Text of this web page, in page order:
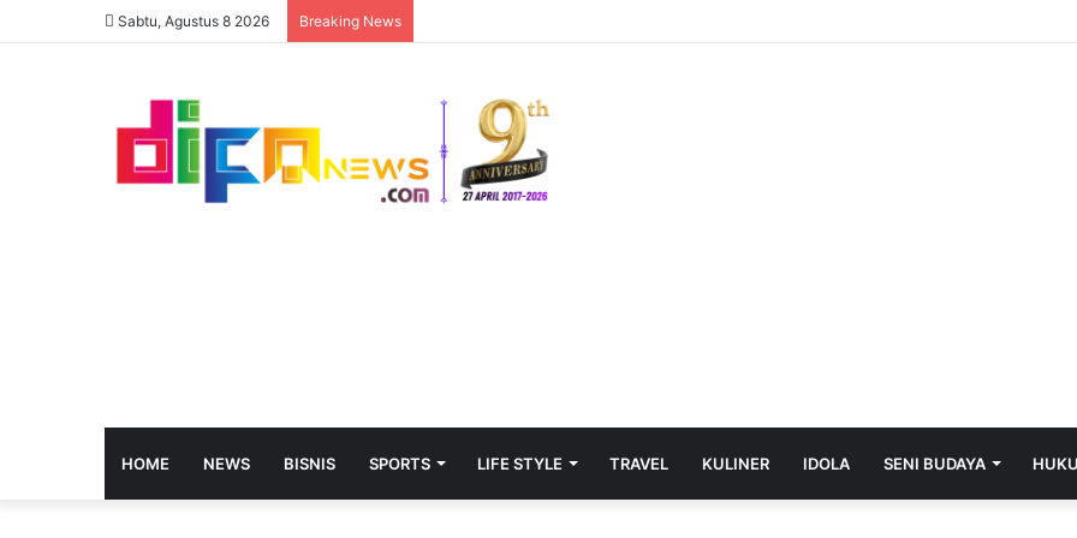
Sabtu, Agustus 8 2026 Breaking News
HOME NEWS BISNIS SPORTS LIFE STYLE TRAVEL KULINER IDOLA SENI BUDAYA